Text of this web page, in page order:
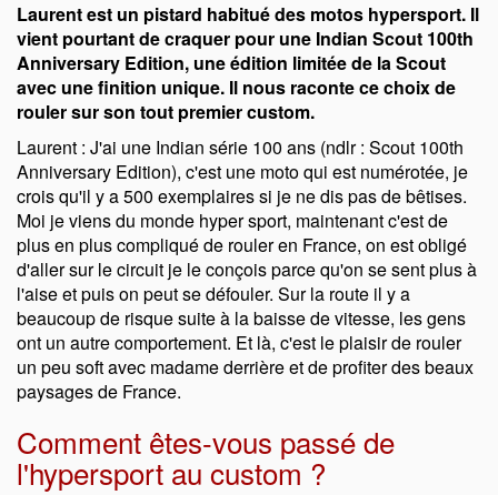
Laurent est un pistard habitué des motos hypersport. Il
vient pourtant de craquer pour une Indian Scout 100th
Anniversary Edition, une édition limitée de la Scout
avec une finition unique. Il nous raconte ce choix de
rouler sur son tout premier custom.
Laurent : J'ai une Indian série 100 ans (ndlr : Scout 100th
Anniversary Edition), c'est une moto qui est numérotée, je
crois qu'il y a 500 exemplaires si je ne dis pas de bêtises.
Moi je viens du monde hyper sport, maintenant c'est de
plus en plus compliqué de rouler en France, on est obligé
d'aller sur le circuit je le conçois parce qu'on se sent plus à
l'aise et puis on peut se défouler. Sur la route il y a
beaucoup de risque suite à la baisse de vitesse, les gens
ont un autre comportement. Et là, c'est le plaisir de rouler
un peu soft avec madame derrière et de profiter des beaux
paysages de France.
Comment êtes-vous passé de
l'hypersport au custom ?